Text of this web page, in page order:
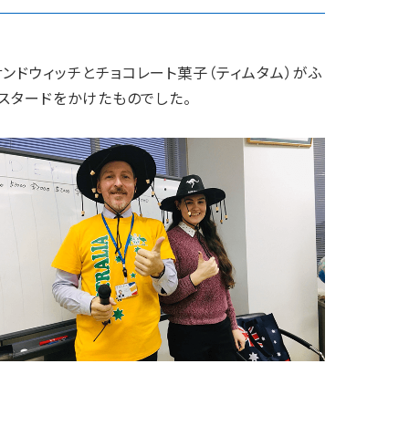
ウィッチとチョコレート菓子（ティムタム）がふ
タードをかけたものでした。